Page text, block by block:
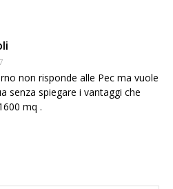
non risponde alle Pec ma vuole
senza spiegare i vantaggi che
mq .